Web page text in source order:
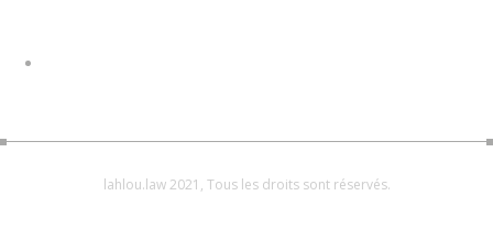
lahlou.law 2021, Tous les droits sont réservés.